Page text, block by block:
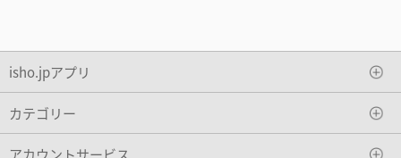
isho.jpアプリ
カテゴリー
アカウントサービス